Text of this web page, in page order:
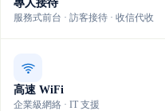
專人接待
服務式前台 · 訪客接待 · 收信代收
高速 WiFi
企業級網絡 · IT 支援